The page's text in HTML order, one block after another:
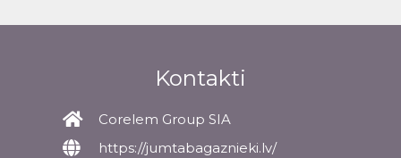
Kontakti
Corelem Group SIA
https://jumtabagaznieki.lv/